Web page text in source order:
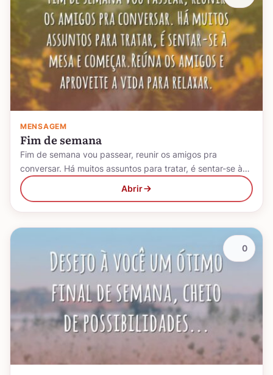
MENSAGEM
Fim de semana
Fim de semana vou passear, reunir os amigos pra
conversar. Há muitos assuntos para tratar, é sentar-se à…
Abrir
0